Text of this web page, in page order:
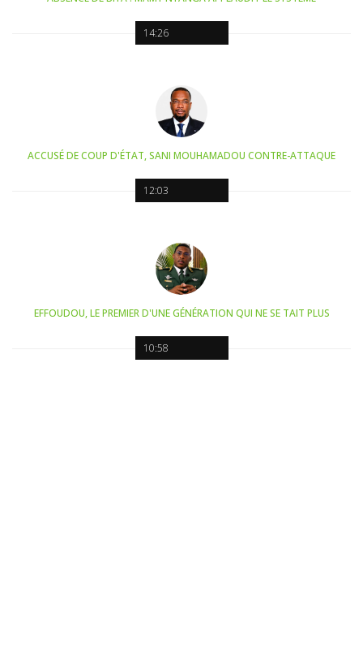
14:26
12:03
ACCUSÉ DE COUP D'ÉTAT, SANI MOUHAMADOU CONTRE-ATTAQUE
10:58
EFFOUDOU, LE PREMIER D'UNE GÉNÉRATION QUI NE SE TAIT PLUS